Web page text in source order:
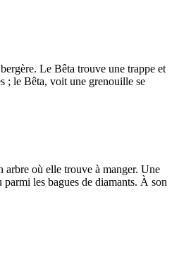
Le Bêta trouve une trappe et
; le Bêta, voit une grenouille se
arbre où elle trouve à manger. Une
les bagues de diamants. À son